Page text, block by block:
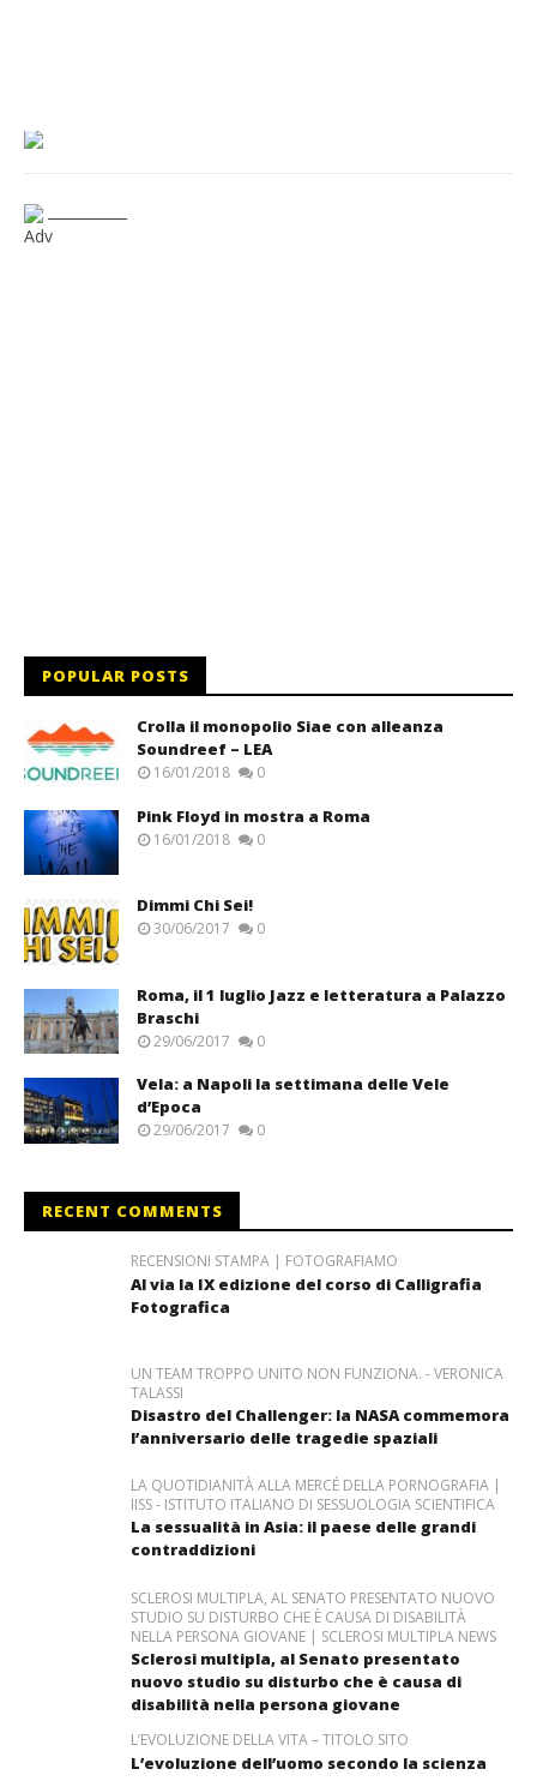
Adv
POPULAR POSTS
Crolla il monopolio Siae con alleanza
Soundreef – LEA
16/01/2018 0
Pink Floyd in mostra a Roma
16/01/2018 0
Dimmi Chi Sei!
30/06/2017 0
Roma, il 1 luglio Jazz e letteratura a Palazzo
Braschi
29/06/2017 0
Vela: a Napoli la settimana delle Vele
d’Epoca
29/06/2017 0
RECENT COMMENTS
RECENSIONI STAMPA | FOTOGRAFIAMO
Al via la IX edizione del corso di Calligrafia
Fotografica
UN TEAM TROPPO UNITO NON FUNZIONA. - VERONICA
TALASSI
Disastro del Challenger: la NASA commemora
l’anniversario delle tragedie spaziali
LA QUOTIDIANITÀ ALLA MERCÉ DELLA PORNOGRAFIA |
IISS - ISTITUTO ITALIANO DI SESSUOLOGIA SCIENTIFICA
La sessualità in Asia: il paese delle grandi
contraddizioni
SCLEROSI MULTIPLA, AL SENATO PRESENTATO NUOVO
STUDIO SU DISTURBO CHE È CAUSA DI DISABILITÀ
NELLA PERSONA GIOVANE | SCLEROSI MULTIPLA NEWS
Sclerosi multipla, al Senato presentato
nuovo studio su disturbo che è causa di
disabilità nella persona giovane
L’EVOLUZIONE DELLA VITA – TITOLO SITO
L’evoluzione dell’uomo secondo la scienza